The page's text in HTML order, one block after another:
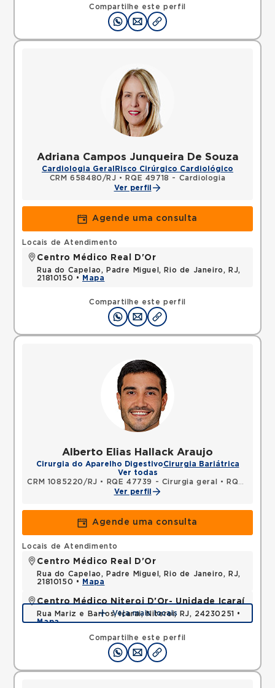
Compartilhe este perfil
Adriana Campos Junqueira De Souza
Cardiologia Geral Risco Cirúrgico Cardiológico
CRM 658480/RJ •
RQE 49718 - Cardiologia
Ver perfil
Agende uma consulta
Compartilhe este perfil
Locais de Atendimento
Centro Médico Real D'Or
Rua do Capelao, Padre Miguel, Rio de Janeiro, RJ,
21810150 •
Mapa
Alberto Elias Hallack Araujo
Cirurgia do Aparelho DigestivoCirurgia Bariátrica
Ver todas
CRM 1085220/RJ • RQE 47739 - Cirurgia geral •
RQE 47740 - Cirurgia do aparelho digestivo
Ver perfil
Agende uma consulta
Compartilhe este perfil
Locais de Atendimento
Centro Médico Real D'Or
Rua do Capelao, Padre Miguel, Rio de Janeiro, RJ,
21810150 •
Mapa
Centro Médico Niteroi D'Or- Unidade Icaraí
Rua Mariz e Barros, Icarai, Niteroi, RJ, 24230251 •
Mapa
Veja mais locais